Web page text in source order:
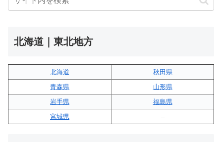
北海道｜東北地方
北海道
秋田県
青森県
山形県
岩手県
福島県
宮城県
–